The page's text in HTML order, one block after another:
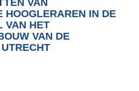
HOOGLERAREN IN DE
VAN HET
VAN DE